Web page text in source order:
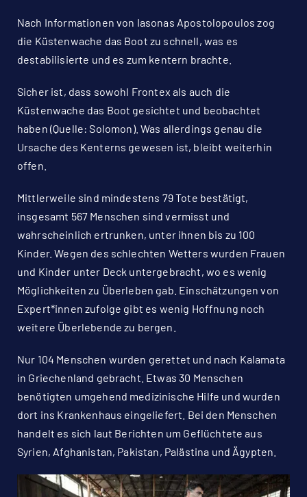
Nach Informationen von Iasonas Apostolopoulos zog
die Küstenwache das Boot zu schnell, was es
destabilisierte und es zum kentern brachte.
Sicher ist, dass sowohl Frontex als auch die
Küstenwache das Boot gesichtet und beobachtet
haben (Quelle:Solomon). Was allerdings genau die
Ursache des Kenterns gewesen ist, bleibt weiterhin
offen.
Mittlerweile sind mindestens 79 Tote bestätigt,
insgesamt 567 Menschen sind vermisst und
wahrscheinlich ertrunken, unter ihnen bis zu 100
Kinder. Wegen des schlechten Wetters wurden Frauen
und Kinder unter Deck untergebracht, wo es wenig
Möglichkeiten zu Überleben gab. Einschätzungen von
Expert*innen zufolge gibt es wenig Hoffnung noch
weitere Überlebende zu bergen.
Nur 104 Menschen wurden gerettet und nach Kalamata
in Griechenland gebracht. Etwas 30 Menschen
benötigten umgehend medizinische Hilfe und wurden
dort ins Krankenhaus eingeliefert. Bei den Menschen
handelt es sich laut Berichten um Geflüchtete aus
Syrien, Afghanistan, Pakistan, Palästina und Ägypten.